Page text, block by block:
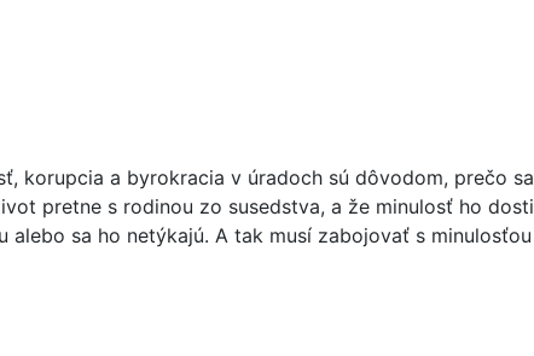
korupcia a byrokracia v úradoch sú dôvodom, prečo
pretne s rodinou zo susedstva, a že minulosť ho
sa ho netýkajú. A tak musí zabojovať s